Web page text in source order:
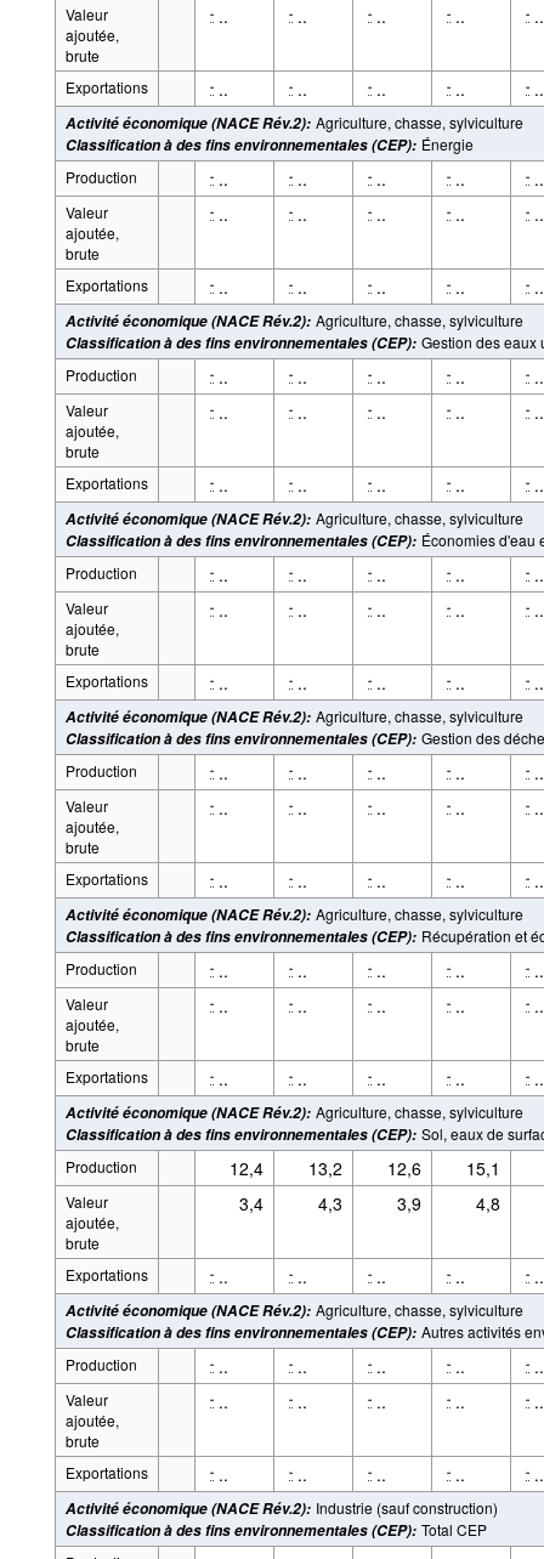
Valeur
ajoutée,
brute
- .. - .. - .. - .. - ..
Exportations - .. - .. - .. - .. - ..
Activité économique (NACE Rév.2): Agriculture, chasse, sylviculture
Classification à des fins environnementales (CEP): Énergie
Production
- .. - .. - .. - .. - ..
Valeur
ajoutée,
brute
- .. - .. - .. - .. - ..
Exportations - .. - .. - .. - .. - ..
Activité économique (NACE Rév.2): Agriculture, chasse, sylviculture
Classification à des fins environnementales (CEP): Gestion des eaux
Production
- .. - .. - .. - .. - ..
Valeur
ajoutée,
brute
- .. - .. - .. - .. - ..
Exportations - .. - .. - .. - .. - ..
Activité économique (NACE Rév.2): Agriculture, chasse, sylviculture
Classification à des fins environnementales (CEP): Économies d'eau
Production
- .. - .. - .. - .. - ..
Valeur
ajoutée,
brute
- .. - .. - .. - .. - ..
Exportations - .. - .. - .. - .. - ..
Activité économique (NACE Rév.2): Agriculture, chasse, sylviculture
Classification à des fins environnementales (CEP): Gestion des
Production
- .. - .. - .. - .. - ..
Valeur
ajoutée,
brute
- .. - .. - .. - .. - ..
Exportations - .. - .. - .. - .. - ..
Activité économique (NACE Rév.2): Agriculture, chasse, sylviculture
Classification à des fins environnementales (CEP): Récupération et
Production
- .. - .. - .. - .. - ..
Valeur
ajoutée,
brute
- .. - .. - .. - .. - ..
Exportations - .. - .. - .. - .. - ..
Activité économique (NACE Rév.2): Agriculture, chasse, sylviculture
Classification à des fins environnementales (CEP): Sol, eaux de
Production
12,4 13,2 12,6 15,1
Valeur
ajoutée,
brute
3,4 4,3 3,9 4,8
Exportations - .. - .. - .. - .. - ..
Activité économique (NACE Rév.2): Agriculture, chasse, sylviculture
Classification à des fins environnementales (CEP): Autres activités
Production
- .. - .. - .. - .. - ..
Valeur
ajoutée,
brute
- .. - .. - .. - .. - ..
Exportations - .. - .. - .. - .. - ..
Activité économique (NACE Rév.2): Industrie (sauf construction)
Classification à des fins environnementales (CEP): Total CEP